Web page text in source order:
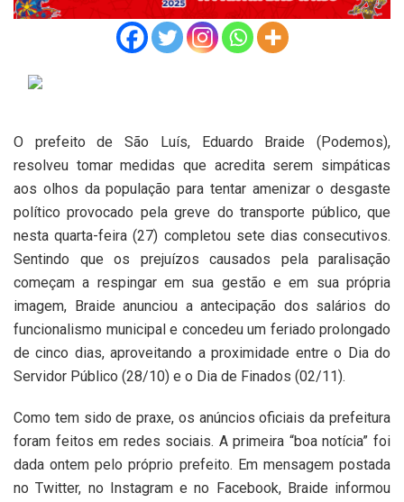
O prefeito de São Luís, Eduardo Braide (Podemos),
resolveu tomar medidas que acredita serem simpáticas
aos olhos da população para tentar amenizar o desgaste
político provocado pela greve do transporte público, que
nesta quarta-feira (27) completou sete dias consecutivos.
Sentindo que os prejuízos causados pela paralisação
começam a respingar em sua gestão e em sua própria
imagem, Braide anunciou a antecipação dos salários do
funcionalismo municipal e concedeu um feriado prolongado
de cinco dias, aproveitando a proximidade entre o Dia do
Servidor Público (28/10) e o Dia de Finados (02/11).
Como tem sido de praxe, os anúncios oficiais da prefeitura
foram feitos em redes sociais. A primeira “boa notícia” foi
dada ontem pelo próprio prefeito. Em mensagem postada
no Twitter, no Instagram e no Facebook, Braide informou